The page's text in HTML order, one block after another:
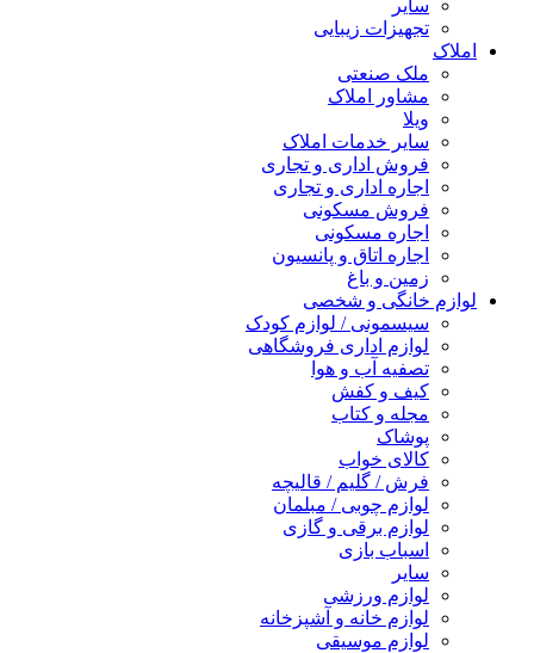
سایر
تجهیزات زیبایی
املاک
ملک صنعتی
مشاور املاک
ویلا
سایر خدمات املاک
فروش اداری و تجاری
اجاره اداری و تجاری
فروش مسکونی
اجاره مسکونی
اجاره اتاق و پانسیون
زمین و باغ
لوازم خانگی و شخصی
سیسمونی / لوازم کودک
لوازم اداری فروشگاهی
تصفیه آب و هوا
کیف و کفش
مجله و کتاب
پوشاک
کالای خواب
فرش / گلیم / قالیچه
لوازم چوبی / مبلمان
لوازم برقی و گازی
اسباب بازی
سایر
لوازم ورزشی
لوازم خانه و آشپزخانه
لوازم موسیقی